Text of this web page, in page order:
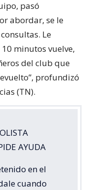
pasó
abordar, se le
Le
minutos vuelve,
del club que
profundizó
(TN).
AYUDA
en el
cuando